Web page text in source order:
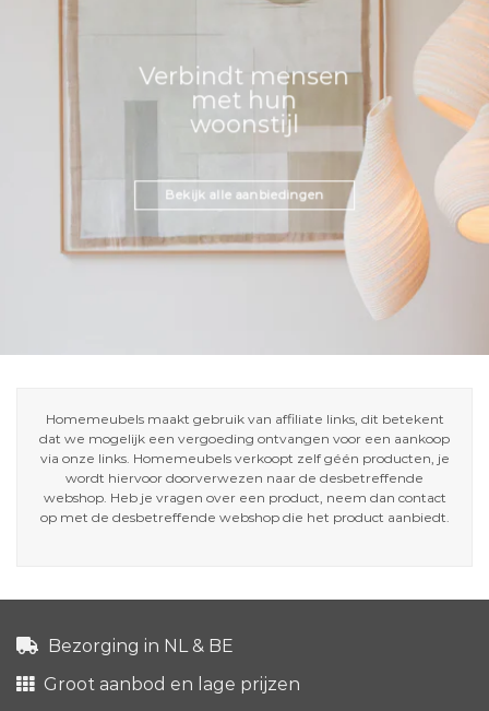
Verbindt mensen
met hun
woonstijl
Bekijk alle aanbiedingen
Homemeubels maakt gebruik van affiliate links, dit betekent
dat we mogelijk een vergoeding ontvangen voor een aankoop
via onze links. Homemeubels verkoopt zelf géén producten, je
wordt hiervoor doorverwezen naar de desbetreffende
webshop. Heb je vragen over een product, neem dan contact
op met de desbetreffende webshop die het product aanbiedt.
Bezorging in NL & BE
Groot aanbod en lage prijzen